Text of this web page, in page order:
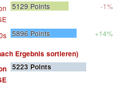
5129 Points -1%
5896 Points +14%
Ergebnis sortieren)
5223 Points